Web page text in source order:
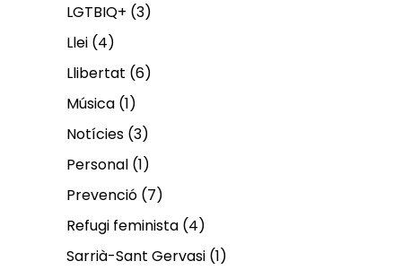
LGTBIQ+ (3)
Llei (4)
Llibertat (6)
Música (1)
Notícies (3)
Personal (1)
Prevenció (7)
Refugi feminista (4)
Sarrià-Sant Gervasi (1)